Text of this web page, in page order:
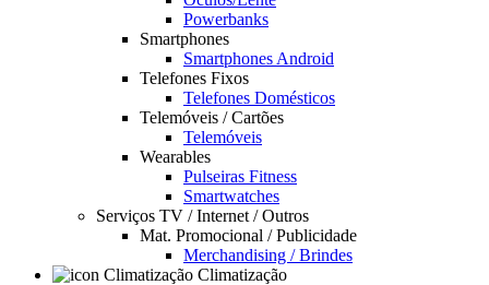
Powerbanks
Smartphones
Smartphones Android
Telefones Fixos
Telefones Domésticos
Telemóveis / Cartões
Telemóveis
Wearables
Pulseiras Fitness
Smartwatches
Serviços TV / Internet / Outros
Mat. Promocional / Publicidade
Merchandising / Brindes
Climatização